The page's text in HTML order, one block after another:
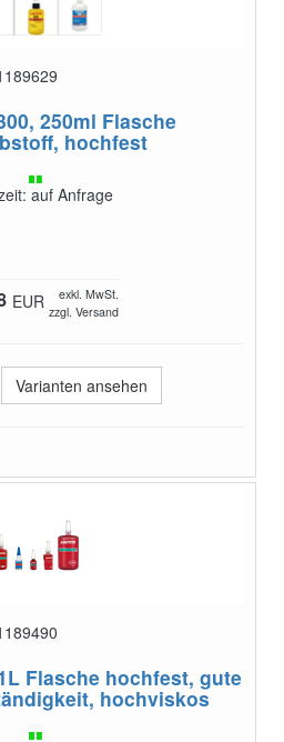
250ml Flasche
hochfest
auf Anfrage
EUR
exkl. MwSt.
zzgl. Versand
Varianten ansehen
Flasche hochfest, gute
hochviskos